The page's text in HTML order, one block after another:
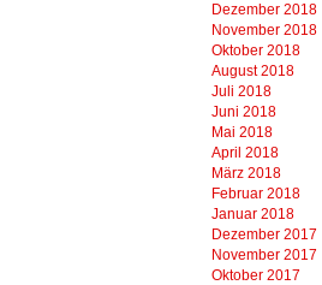
Dezember 2018
November 2018
Oktober 2018
August 2018
Juli 2018
Juni 2018
Mai 2018
April 2018
März 2018
Februar 2018
Januar 2018
Dezember 2017
November 2017
Oktober 2017